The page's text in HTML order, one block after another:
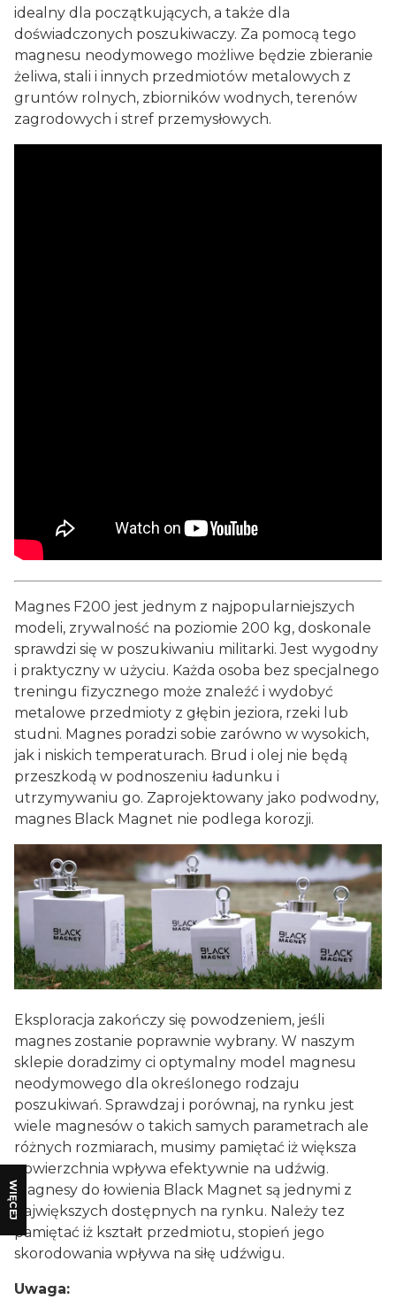
WIĘCEJ
idealny dla początkujących, a także dla
doświadczonych poszukiwaczy. Za pomocą tego
magnesu neodymowego możliwe będzie zbieranie
żeliwa, stali i innych przedmiotów metalowych z
gruntów rolnych, zbiorników wodnych, terenów
zagrodowych i stref przemysłowych.
Magnes F200 jest jednym z najpopularniejszych
modeli, zrywalność na poziomie 200 kg, doskonale
sprawdzi się w poszukiwaniu militarki. Jest wygodny
i praktyczny w użyciu. Każda osoba bez specjalnego
treningu fizycznego może znaleźć i wydobyć
metalowe przedmioty z głębin jeziora, rzeki lub
studni. Magnes poradzi sobie zarówno w wysokich,
jak i niskich temperaturach. Brud i olej nie będą
przeszkodą w podnoszeniu ładunku i
utrzymywaniu go. Zaprojektowany jako podwodny,
magnes Black Magnet nie podlega korozji.
Eksploracja zakończy się powodzeniem, jeśli
magnes zostanie poprawnie wybrany. W naszym
sklepie doradzimy ci optymalny model magnesu
neodymowego dla określonego rodzaju
poszukiwań. Sprawdzaj i porównaj, na rynku jest
wiele magnesów o takich samych parametrach ale
różnych rozmiarach, musimy pamiętać iż większa
powierzchnia wpływa efektywnie na udźwig.
Magnesy do łowienia Black Magnet są jednymi z
największych dostępnych na rynku. Należy tez
pamiętać iż kształt przedmiotu, stopień jego
skorodowania wpływa na siłę udźwigu.
Uwaga: